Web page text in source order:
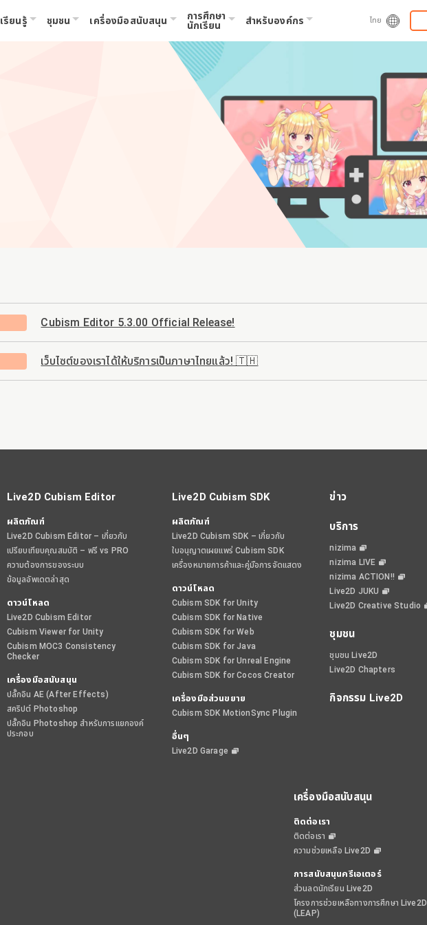
เรียนรู้ ชุมชน เครื่องมือสนับสนุน
การศึกษา
นักเรียน
สำหรับองค์กร ไทย
Cubism Editor 5.3.00 Official Release!
เว็บไซต์ของเราได้ให้บริการเป็นภาษาไทยแล้ว! 🇹🇭
Live2D Cubism Editor
ผลิตภัณฑ์
Live2D Cubism Editor – เกี่ยวกับ
เปรียบเทียบคุณสมบัติ – ฟรี vs PRO
ความต้องการของระบบ
ข้อมูลอัพเดตล่าสุด
ดาวน์โหลด
Live2D Cubism Editor
Cubism Viewer for Unity
Cubism MOC3 Consistency
Checker
เครื่องมือสนับสนุน
ปลั๊กอิน AE (After Effects)
สคริปต์ Photoshop
ปลั๊กอิน Photoshop สำหรับการแยกองค์
ประกอบ
Live2D Cubism SDK
ผลิตภัณฑ์
Live2D Cubism SDK – เกี่ยวกับ
ใบอนุญาตเผยแพร่ Cubism SDK
เครื่องหมายการค้าและคู่มือการจัดแสดง
ดาวน์โหลด
Cubism SDK for Unity
Cubism SDK for Native
Cubism SDK for Web
Cubism SDK for Java
Cubism SDK for Unreal Engine
Cubism SDK for Cocos Creator
เครื่องมือส่วนขยาย
Cubism SDK MotionSync Plugin
อื่นๆ
Live2D Garage
ข่าว
บริการ
nizima
nizima LIVE
nizima ACTION!!
Live2D JUKU
Live2D Creative Studio
ชุมชน
ชุมชน Live2D
Live2D Chapters
กิจกรรม Live2D
เครื่องมือสนับสนุน
ติดต่อเรา
ติดต่อเรา
ความช่วยเหลือ Live2D
การสนับสนุนครีเอเตอร์
ส่วนลดนักเรียน Live2D
โครงการช่วยเหลือทางการศึกษา Live2D
(LEAP)